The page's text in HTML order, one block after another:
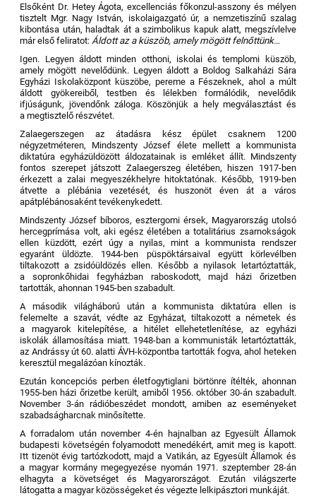
Elsőként Dr. Hetey Ágota, excellenciás főkonzul-asszony és mélyen
tisztelt Mgr. Nagy István, iskolaigazgató úr, a nemzetiszínű szalag
kibontása után, haladtak át a szimbolikus kapuk alatt, megszívlelve
már első feliratot: Áldott az a küszöb, amely mögött felnőttünk…
Igen. Legyen áldott minden otthoni, iskolai és templomi küszöb,
amely mögött nevelődünk. Legyen áldott a Boldog Salkaházi Sára
Egyházi Iskolaközpont küszöbe, pereme a Fészeknek, ahol a múlt
áldott gyökereiből, testben és lélekben formálódik, nevelődik
ifjúságunk, jövendőnk záloga. Köszönjük a hely megválasztást és
a megtisztelő részvétet.
Zalaegerszegen az átadásra kész épület csaknem 1200
négyzetméteren, Mindszenty József élete mellett a kommunista
diktatúra egyházüldözött áldozatainak is emléket állít. Mindszenty
fontos szerepet játszott Zalaegerszeg életében, hiszen 1917-ben
érkezett a zalai megyeszékhelyre hitoktatónak. Később, 1919-ben
átvette a plébánia vezetését, és huszonöt éven át a város
apátplébánosaként tevékenykedett.
Mindszenty József bíboros, esztergomi érsek, Magyarország utolsó
hercegprímása volt, aki egész életében a totalitárius zsarnokságok
ellen küzdött, ezért úgy a nyilas, mint a kommunista rendszer
egyaránt üldözte. 1944-ben püspöktársaival együtt körlevélben
tiltakozott a zsidóüldözés ellen. Később a nyilasok letartóztatták,
a sopronkőhidai fegyházban raboskodott, majd házi őrizetben
tartották, ahonnan 1945-ben szabadult.
A második világháború után a kommunista diktatúra ellen is
felemelte a szavát, védte az Egyházat, tiltakozott a németek és
a magyarok kitelepítése, a hitélet ellehetetlenítése, az egyházi
iskolák államosítása miatt. 1948-ban a kommunisták letartóztatták,
az Andrássy út 60. alatti ÁVH-központba tartották fogva, ahol heteken
keresztül megalázóan kínozták.
Ezután koncep­ciós perben életfogytiglani börtönre ítélték, ahonnan
1955-ben házi őrizetbe került, amiből 1956. október 30-án szabadult.
November 3-án rádióbeszédet mondott, amiben az eseményeket
szabadságharcnak minősítette.
A forradalom után november 4-én hajnalban az Egyesült Államok
budapesti követségén folyamodott menedékért, amit meg is kapott.
Itt tizenöt évig tartózkodott, majd a Vatikán, az Egyesült Államok és
a magyar kormány megegyezése nyomán 1971. szep­tember 28-án
elhagyta a követséget és Magyarországot. Ezután világszerte
látogatta a magyar közösségeket és végezte lelkipásztori munkáját.